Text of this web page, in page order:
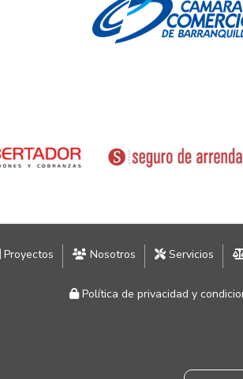
Proyectos Nosotros Servicios
Política de privacidad y